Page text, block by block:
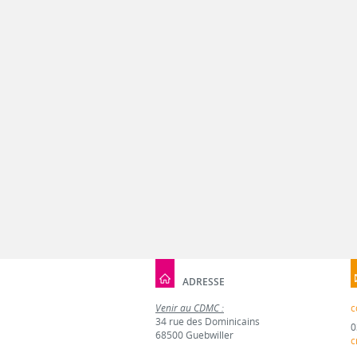
ADRESSE
Venir au CDMC :
34 rue des Dominicains
68500 Guebwiller